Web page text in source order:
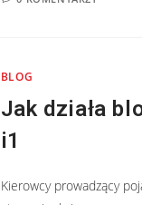
BLOG
Jak działa
i1
Kierowcy prowadzący